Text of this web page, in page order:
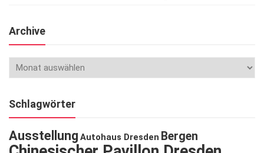
Archive
Schlagwörter
Ausstellung Autohaus Dresden Bergen